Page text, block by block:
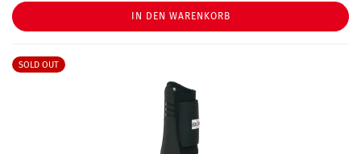
IN DEN WARENKORB
SOLD OUT